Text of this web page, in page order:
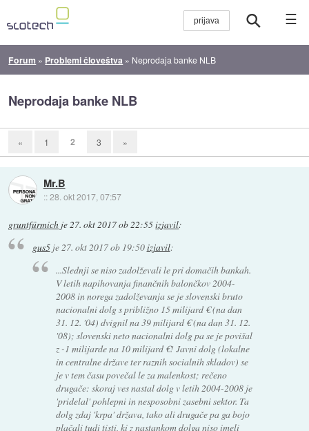
☰
Forum » Problemi človeštva » Neprodaja banke NLB
Neprodaja banke NLB
« 1 2 3 »
Mr.B
::28. okt 2017, 07:57
gruntfürmich je27. okt 2017 ob 22:55izjavil:
gus5je27. okt 2017 ob 19:50izjavil:
...Slednji se niso zadolževali le pri domačih bankah.
V letih napihovanja finančnih balončkov 2004-
2008 in norega zadolževanja se je slovenski bruto
nacionalni dolg s približno 15 milijard € (na dan
31. 12. '04) dvignil na 39 milijard € (na dan 31. 12.
'08); slovenski neto nacionalni dolg pa se je povišal
z -1 milijarde na 10 milijard €! Javni dolg (lokalne
in centralne države ter raznih socialnih skladov) se
je v tem času povečal le za malenkost; rečeno
drugače: skoraj ves nastal dolg v letih 2004-2008 je
'pridelal' pohlepni in nesposobni zasebni sektor. Ta
dolg zdaj 'krpa' država, tako ali drugače pa ga bojo
plačali tudi tisti, ki z nastankom dolga niso imeli